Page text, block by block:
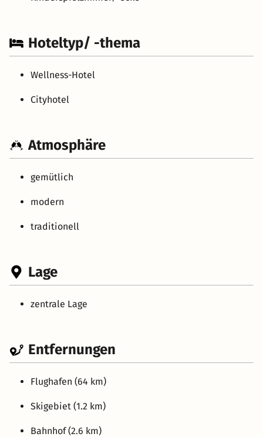
Hoteltyp/ -thema
Wellness-Hotel
Cityhotel
Atmosphäre
gemütlich
modern
traditionell
Lage
zentrale Lage
Entfernungen
Flughafen (64 km)
Skigebiet (1.2 km)
Bahnhof (2.6 km)